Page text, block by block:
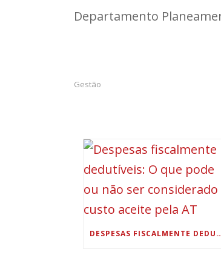
Departamento
Gestão
DESPESAS FISCALMENTE DEDUTÍVEIS: O QUE PODE OU NÃO SER CONSIDERADO CUSTO ACEITE PELA AT